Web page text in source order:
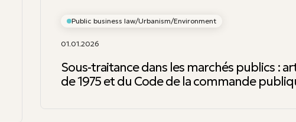
Public business law/Urbanism/Environment
01.01.2026
Sous-traitance dans les marchés publics :
de 1975 et du Code de la commande